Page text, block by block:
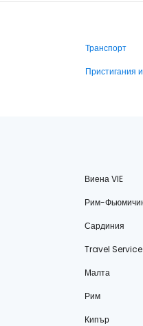
Транспорт
Пристигания
Виена VIE
Рим-
Сардиния
Travel Service
Малта
Рим
Кипър